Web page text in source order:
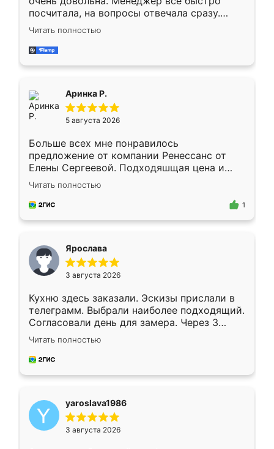
посчитала, на вопросы отвечала сразу.
Замерщик приехал в субботу, подошёл к
делу со всей ответственностью. Собрали
за день, ребята работали аккуратно, даже
Читать полностью
Аринка Р.
5 августа 2026
Больше всех мне понравилось
предложение от компании Ренессанс от
Елены Сергеевой. Подходяшщая цена и
короткие сроки изготовления. Приехавший
для замера сотрудник Владислав
предложил по моему эскизу самый
Читать полностью
1
Ярослава
3 августа 2026
Кухню здесь заказали. Эскизы прислали в
телеграмм. Выбрали наиболее подходящий.
Согласовали день для замера. Через 3
недели кухня была уже готова. Остались
довольны работой. Спасибо Ренессанс
мебель за качественную работу!
Читать полностью
yaroslava1986
3 августа 2026